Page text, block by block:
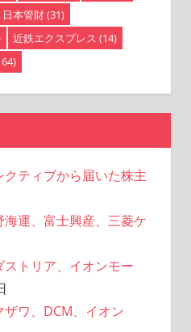
日本管財(31)
近鉄エクスプレス (14)
ティブから届いた株主
運、富士興産、三菱ケ
トリア、イオンモー
ワ、DCM、イオン